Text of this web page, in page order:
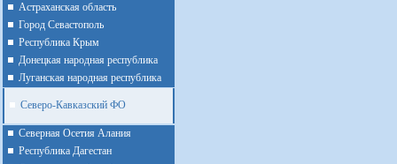
Астраханская область
Город Севастополь
Республика Крым
Донецкая народная республика
Луганская народная республика
Северо-Кавказский ФО
Северная Осетия Алания
Республика Дагестан